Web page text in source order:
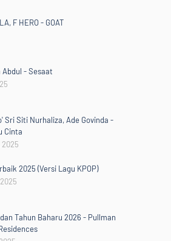
F HERO - GOAT
- Sesaat
Sri Siti Nurhaliza, Ade Govinda -
Cinta
2025 (Versi Lagu KPOP)
Tahun Baharu 2026 - Pullman